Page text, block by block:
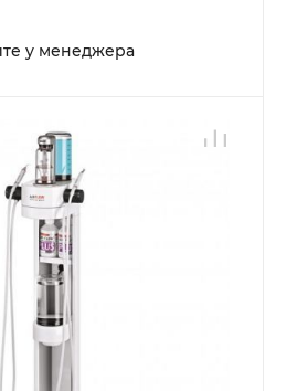
у менеджера